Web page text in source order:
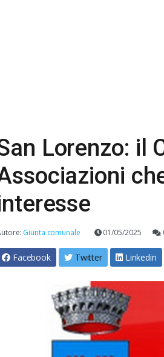
Lorenzo: il
Giunta comunale 01/05/2025
Facebook Twitter Linkedin